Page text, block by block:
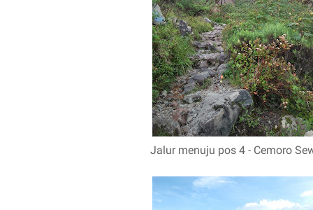
Jalur menuju pos 4 - Cemoro